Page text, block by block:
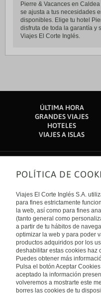
Pierre & Vacances en
se ajusta a tus necesidades
disponibles. Elige tu hotel
disfruta de toda la garantía y
Viajes El Corte Inglés.
ÚLTIMA HORA
GRANDES VIAJES
HOTELES
VIAJES A ISLAS
Sobre nosotros
Quiénes somos
Financiación
Sostenibilidad
Turismo accesible
Tarjeta El Corte Inglés
Trabaja con nosotros
El Corte Inglés
Canal Ético
Enlaces de interés
Guías de viaje
Catálogos
Auto check-in
Condiciones Generales
Política de privacidad
Política de cookies
Accesibilidad
Empresas/ Grupos
Internacional
España
Visita nuestro blog
Blog de Viajes el Corte
POLÍTICA DE
Viajes El Corte Inglés S.A.
para fines estrictamente
la web, así como para fines
(tanto general como
a partir de tu hábitos de
optimizar la web y para poder
productos adquiridos por los
deshabilitar estas cookies haz
Puedes obtener más
Pulsa el botón Aceptar
aceptado la información
volveremos a mostrarte este
borres las cookies de tu